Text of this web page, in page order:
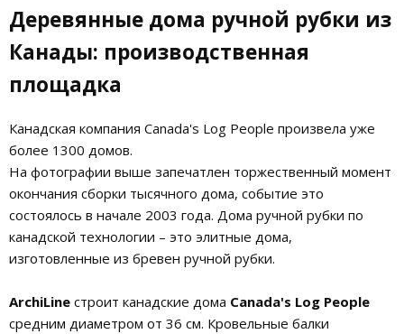
Деревянные дома ручной рубки из
Канады: производственная
площадка
Канадская компания Canada's Log People произвела уже
более 1300 домов.
На фотографии выше запечатлен торжественный момент
окончания сборки тысячного дома, событие это
состоялось в начале 2003 года. Дома ручной рубки по
канадской технологии – это элитные дома,
изготовленные из бревен ручной рубки.
ArchiLine строит канадские дома Canada's Log People
средним диаметром от 36 см. Кровельные балки